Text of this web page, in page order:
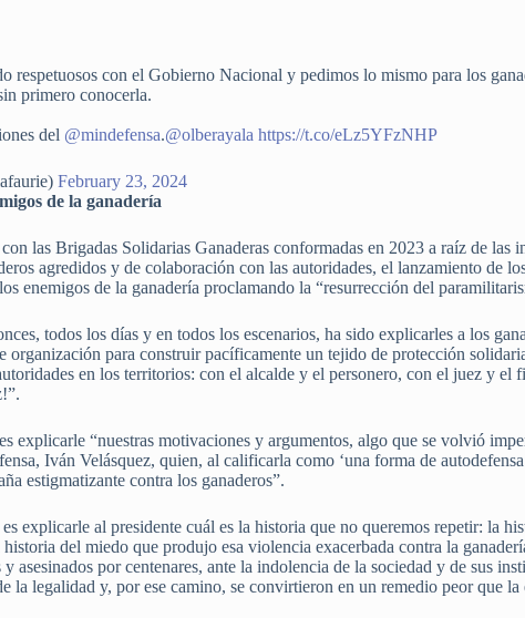
respetuosos con el Gobierno Nacional y pedimos lo mismo para los
primero conocerla.
del @mindefensa.@olberayala https://t.co/eLz5YFzNHP
February 23, 2024
de la ganadería
las Brigadas Solidarias Ganaderas conformadas en 2023 a raíz de las
agredidos y de colaboración con las autoridades, el lanzamiento de
enemigos de la ganadería proclamando la “resurrección del
todos los días y en todos los escenarios, ha sido explicarles a los
organización para construir pacíficamente un tejido de protección
en los territorios: con el alcalde y el personero, con el juez y
explicarle “nuestras motivaciones y argumentos, algo que se volvió
Iván Velásquez, quien, al calificarla como ‘una forma de
estigmatizante contra los ganaderos”.
explicarle al presidente cuál es la historia que no queremos repetir: la
del miedo que produjo esa violencia exacerbada contra la
y asesinados por centenares, ante la indolencia de la sociedad y de sus
la legalidad y, por ese camino, se convirtieron en un remedio peor que